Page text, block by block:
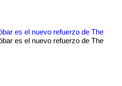
es el nuevo refuerzo de The
es el nuevo refuerzo de The